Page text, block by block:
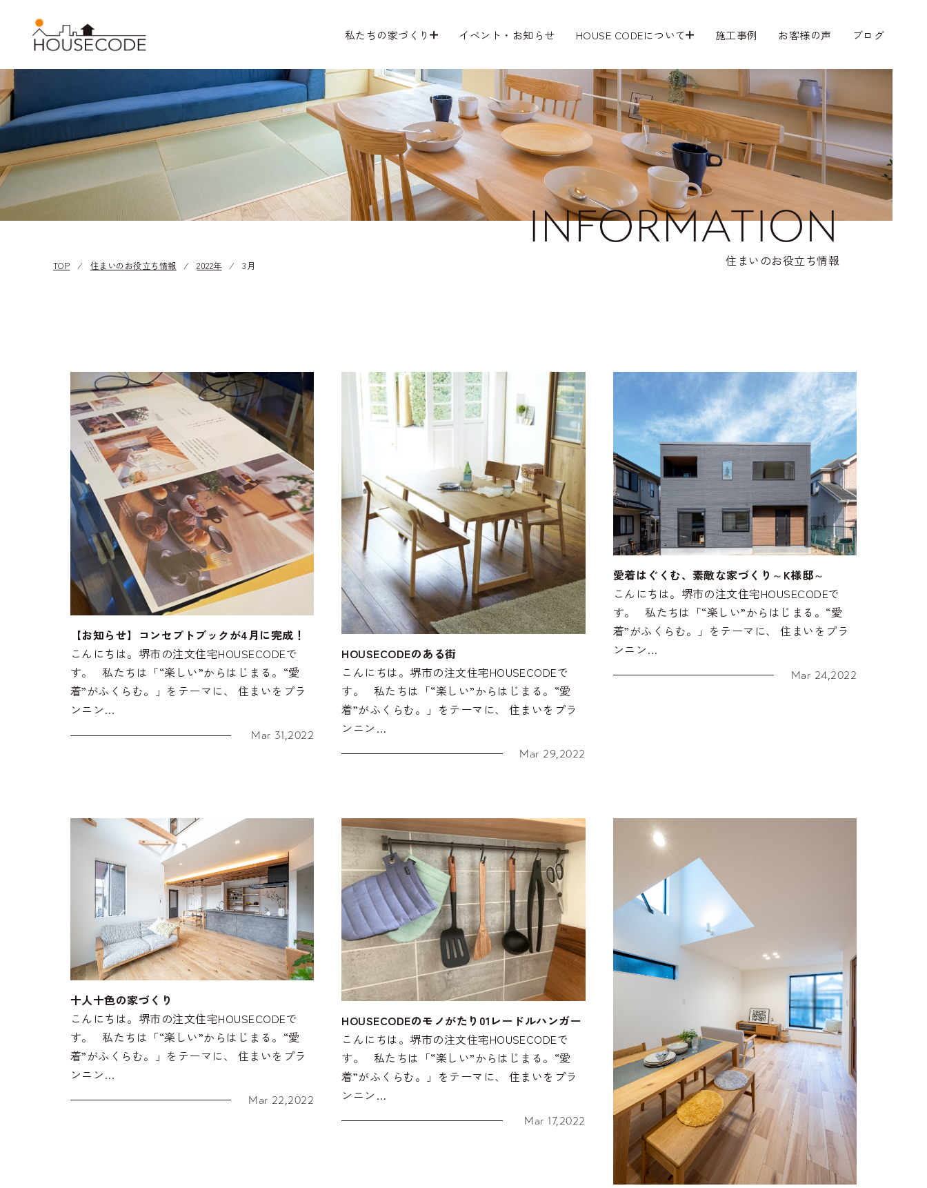
私たちの家づくり イベント・お知らせ HOUSE CODEについて 施工事例 お客様の声 ブログ
INFORMATION
住まいのお役立ち情報
TOP ⁄ 住まいのお役立ち情報 ⁄2022年 ⁄3月
【お知らせ】コンセプトブックが4月に完成！
こんにちは。堺市の注文住宅HOUSECODEで
す。 私たちは「“楽しい”からはじまる。“愛
着”がふくらむ。」をテーマに、 住まいをプラ
ンニン…
Mar 31,2022
HOUSECODEのある街
こんにちは。堺市の注文住宅HOUSECODEで
す。 私たちは「“楽しい”からはじまる。“愛
着”がふくらむ。」をテーマに、 住まいをプラ
ンニン…
Mar 29,2022
愛着はぐくむ、素敵な家づくり～K様邸～
こんにちは。堺市の注文住宅HOUSECODEで
す。 私たちは「“楽しい”からはじまる。“愛
着”がふくらむ。」をテーマに、 住まいをプラ
ンニン…
Mar 24,2022
十人十色の家づくり
こんにちは。堺市の注文住宅HOUSECODEで
す。 私たちは「“楽しい”からはじまる。“愛
着”がふくらむ。」をテーマに、 住まいをプラ
ンニン…
Mar 22,2022
HOUSECODEのモノがたり01レードルハンガー
こんにちは。堺市の注文住宅HOUSECODEで
す。 私たちは「“楽しい”からはじまる。“愛
着”がふくらむ。」をテーマに、 住まいをプラ
ンニン…
Mar 17,2022